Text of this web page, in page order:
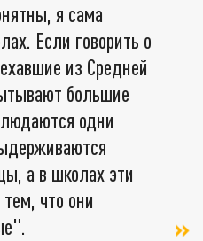
я сама
Если говорить о
из Средней
большие
одни
а в школах эти
что они